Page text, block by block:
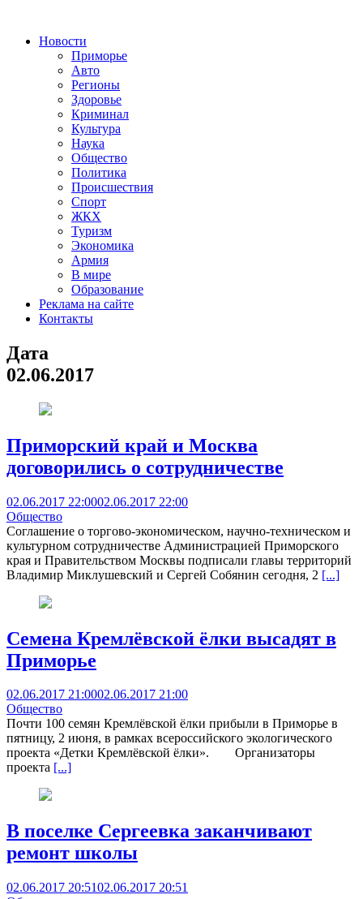
Новости
Приморье
Авто
Регионы
Здоровье
Криминал
Культура
Наука
Общество
Политика
Происшествия
Спорт
ЖКХ
Туризм
Экономика
Армия
В мире
Образование
Реклама на сайте
Контакты
Дата
02.06.2017
Приморский край и Москва
договорились о сотрудничестве
02.06.2017 22:0002.06.2017 22:00
Общество
Соглашение о торгово-экономическом, научно-техническом и
культурном сотрудничестве Администрацией Приморского
края и Правительством Москвы подписали главы территорий
Владимир Миклушевский и Сергей Собянин сегодня, 2 [...]
Семена Кремлёвской ёлки высадят в
Приморье
02.06.2017 21:0002.06.2017 21:00
Общество
Почти 100 семян Кремлёвской ёлки прибыли в Приморье в
пятницу, 2 июня, в рамках всероссийского экологического
проекта «Детки Кремлёвской ёлки». Организаторы
проекта [...]
В поселке Сергеевка заканчивают
ремонт школы
02.06.2017 20:5102.06.2017 20:51